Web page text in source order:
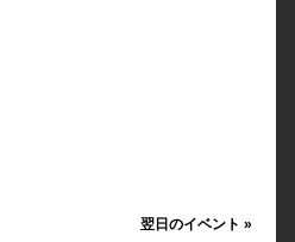
翌日のイベント»